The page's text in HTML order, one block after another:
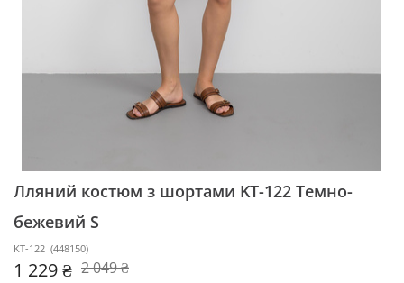
Лляний костюм з шортами KT-122 Темно-
бежевий S
KT-122 (448150)
1 229 ₴ 2 049 ₴